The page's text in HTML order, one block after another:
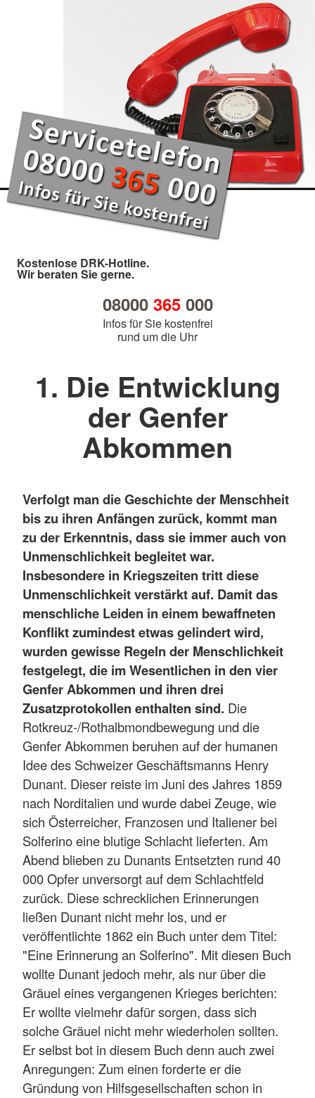
Kostenlose DRK-Hotline.
Wir beraten Sie gerne.
08000 365000
Infos für Sie kostenfrei
rund um die Uhr
1. Die Entwicklung
der Genfer
Abkommen
Verfolgt man die Geschichte der Menschheit
bis zu ihren Anfängen zurück, kommt man
zu der Erkenntnis, dass sie immer auch von
Unmenschlichkeit begleitet war.
Insbesondere in Kriegszeiten tritt diese
Unmenschlichkeit verstärkt auf. Damit das
menschliche Leiden in einem bewaffneten
Konflikt zumindest etwas gelindert wird,
wurden gewisse Regeln der Menschlichkeit
festgelegt, die im Wesentlichen in den vier
Genfer Abkommen und ihren drei
Zusatzprotokollen enthalten sind. Die
Rotkreuz-/Rothalbmondbewegung und die
Genfer Abkommen beruhen auf der humanen
Idee des Schweizer Geschäftsmanns Henry
Dunant. Dieser reiste im Juni des Jahres 1859
nach Norditalien und wurde dabei Zeuge, wie
sich Österreicher, Franzosen und Italiener bei
Solferino eine blutige Schlacht lieferten. Am
Abend blieben zu Dunants Entsetzten rund 40
000 Opfer unversorgt auf dem Schlachtfeld
zurück. Diese schrecklichen Erinnerungen
ließen Dunant nicht mehr los, und er
veröffentlichte 1862 ein Buch unter dem Titel:
"Eine Erinnerung an Solferino". Mit diesen Buch
wollte Dunant jedoch mehr, als nur über die
Gräuel eines vergangenen Krieges berichten:
Er wollte vielmehr dafür sorgen, dass sich
solche Gräuel nicht mehr wiederholen sollten.
Er selbst bot in diesem Buch denn auch zwei
Anregungen: Zum einen forderte er die
Gründung von Hilfsgesellschaften schon in